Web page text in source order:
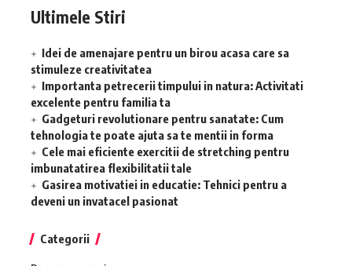
Ultimele Stiri
Idei de amenajare pentru un birou acasa care sa
stimuleze creativitatea
Importanta petrecerii timpului in natura: Activitati
excelente pentru familia ta
Gadgeturi revolutionare pentru sanatate: Cum
tehnologia te poate ajuta sa te mentii in forma
Cele mai eficiente exercitii de stretching pentru
imbunatatirea flexibilitatii tale
Gasirea motivatiei in educatie: Tehnici pentru a
deveni un invatacel pasionat
Categorii